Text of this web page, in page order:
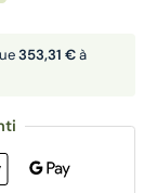
353,31 €à